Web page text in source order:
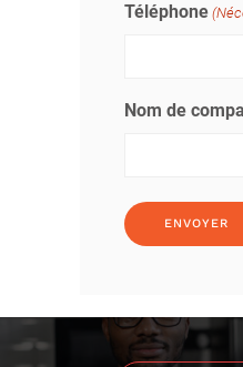
Téléphone
Nom de